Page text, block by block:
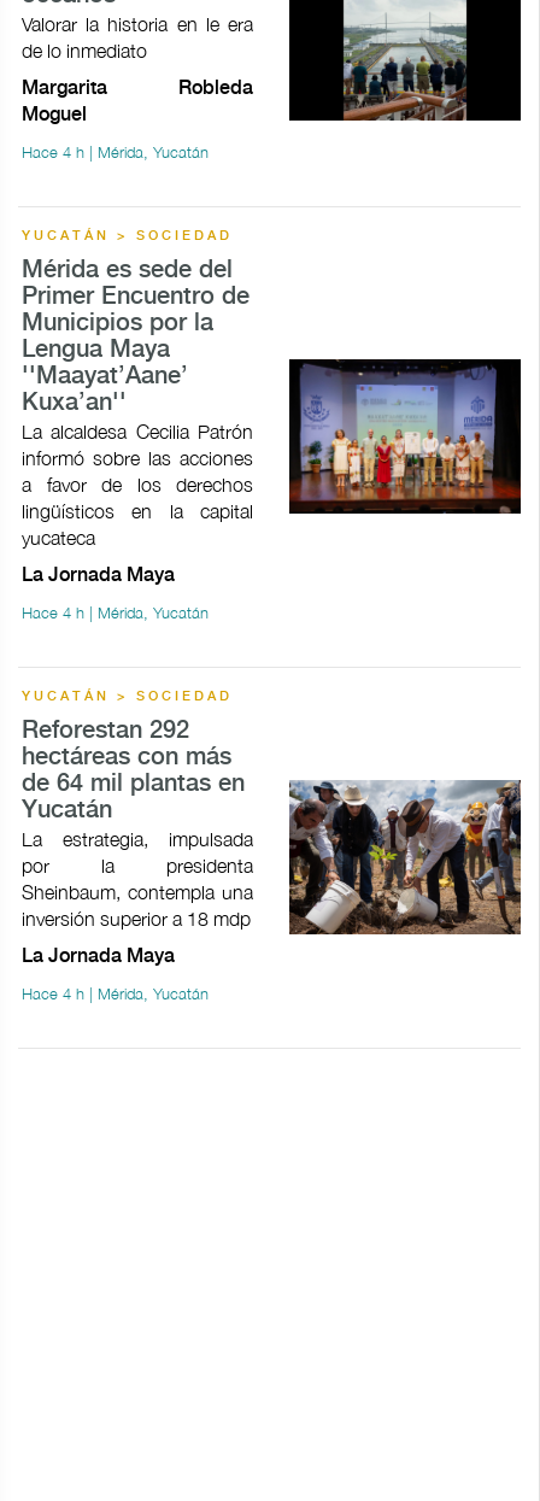
Valorar la historia en le era
de lo inmediato
Margarita Robleda
Moguel
Hace 4 h | Mérida, Yucatán
YUCATÁN > SOCIEDAD
Mérida es sede del
Primer Encuentro de
Municipios por la
Lengua Maya
''Maayat’Aane’
Kuxa’an''
La alcaldesa Cecilia Patrón
informó sobre las acciones
a favor de los derechos
lingüísticos en la capital
yucateca
La Jornada Maya
Hace 4 h | Mérida, Yucatán
YUCATÁN > SOCIEDAD
Reforestan 292
hectáreas con más
de 64 mil plantas en
Yucatán
La estrategia, impulsada
por la presidenta
Sheinbaum, contempla una
inversión superior a 18 mdp
La Jornada Maya
Hace 4 h | Mérida, Yucatán